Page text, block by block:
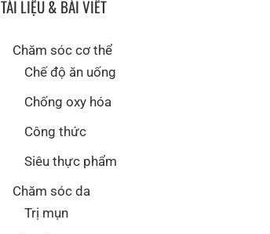
TÀI LIỆU & BÀI VIẾT
Chăm sóc cơ thể
Chế độ ăn uống
Chống oxy hóa
Công thức
Siêu thực phẩm
Chăm sóc da
Trị mụn